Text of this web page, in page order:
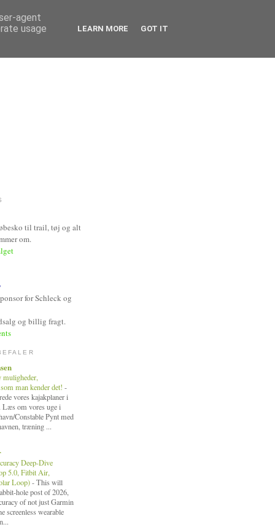
til trail, tøj og alt
om.
for Schleck og
og billig fragt.
muligheder,
man kender det! -
vores kajakplaner i
Læs om vores uge i
Constable Pynt med
træning ...
Deep-Dive
5.0, Fitbit Air,
Loop)-This will
hole post of 2026,
of not just Garmin
screenless wearable
agent
usage
LEARN MORE GOT IT